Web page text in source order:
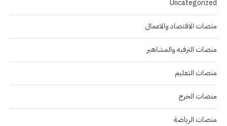
Uncategorized
منصات الاقتصاد والاعمال
منصات الترفيه والمشاهير
منصات التعليم
منصات الخرج
منصات الرياضة